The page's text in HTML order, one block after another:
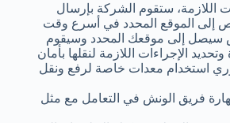
اللازمة، ستقوم الشركة بإرسال
إلى الموقع المحدد في أسرع وقت
سيصل إلى موقعك المحدد وسيقوم
الإجراءات اللازمة لنقلها بأمان
استخدام معدات خاصة لرفع ونقل
فريق الونش في التعامل مع مثل